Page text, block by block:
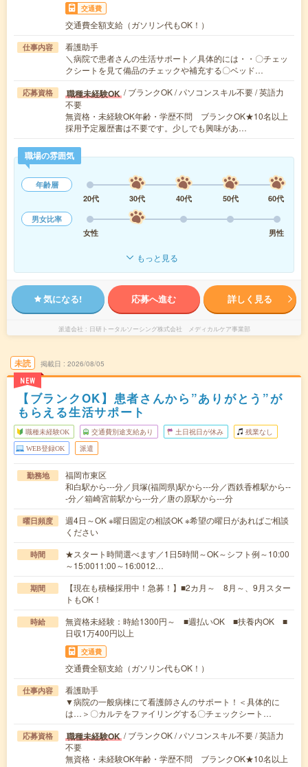
交通費
交通費全額支給（ガソリン代もOK！）
仕事内容
看護助手
＼病院で患者さんの生活サポート／具体的には・・〇チェッ
クシートを見て備品のチェックや補充する〇ベッド…
応募資格 職種未経験OK / ブランクOK / パソコンスキル不要 / 英語力
不要
無資格・未経験OK年齢・学歴不問 ブランクOK★10名以上
採用予定履歴書は不要です。少しでも興味があ…
職場の雰囲気
年齢層
20代
30代 40代 50代
60代
男女比率
女性
男性
もっと見る
気になる! 応募へ進む 詳しく見る
派遣会社 日研トータルソーシング株式会社 メディカルケア事業部
未読
NEW
掲載日 2026/08/05
【ブランクOK】患者さんから”ありがとう”が
もらえる生活サポート
職種未経験OK 交通費別途支給あり 土日祝日が休み 残業なし
WEB登録OK 派遣
勤務地
福岡市東区
和白駅から---分／貝塚(福岡県)駅から---分／西鉄香椎駅から--
-分／箱崎宮前駅から---分／唐の原駅から---分
曜日頻度
週4日～OK ※曜日固定の相談OK ※希望の曜日があればご相談
ください
時間
★スタート時間選べます／1日5時間～OK～シフト例～10:00
～15:0011:00～16:0012…
期間
【現在も積極採用中！急募！】■2カ月～ 8月～、9月スター
トもOK！
時給
無資格未経験：時給1300円～ ■週払いOK ■扶養内OK ■
日収1万400円以上
交通費
交通費全額支給（ガソリン代もOK！）
仕事内容
看護助手
▼病院の一般病棟にて看護師さんのサポート！＜具体的に
は…＞〇カルテをファイリングする〇チェックシート…
応募資格 職種未経験OK / ブランクOK / パソコンスキル不要 / 英語力
不要
無資格・未経験OK年齢・学歴不問 ブランクOK★10名以上